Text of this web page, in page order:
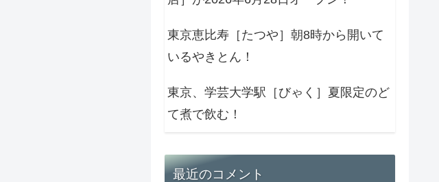
東京恵比寿［たつや］朝8時から開いて
いるやきとん！
東京、学芸大学駅［びゃく］夏限定のど
て煮で飲む！
最近のコメント